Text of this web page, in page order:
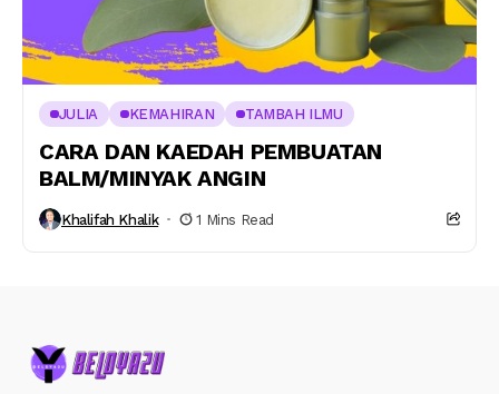
JULIA KEMAHIRAN TAMBAH ILMU
CARA DAN KAEDAH PEMBUATAN
BALM/MINYAK ANGIN
Khalifah Khalik 1 Mins Read